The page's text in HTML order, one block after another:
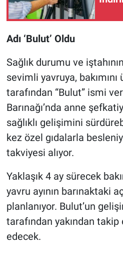
Adı ‘Bulut’ Oldu
Sağlık durumu ve
sevimli yavruya,
tarafından “Bulut” ismi
Barınağı’nda anne
sağlıklı gelişimini
kez özel gıdalarla
takviyesi alıyor.
Yaklaşık 4 ay sürecek
yavru ayının barınaktaki
planlanıyor. Bulut’un
tarafından yakından
edecek.